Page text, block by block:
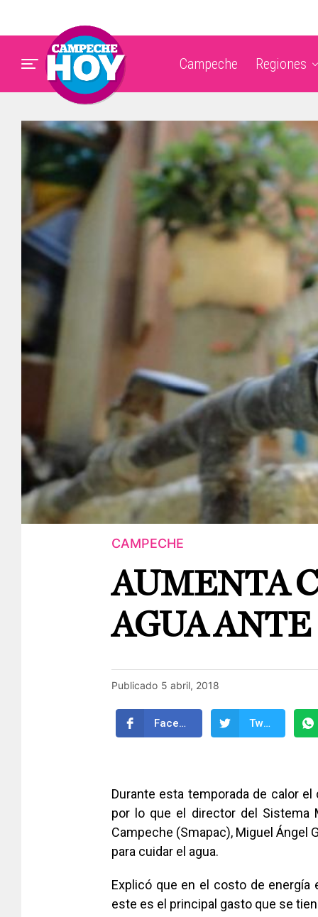
Campeche Regiones
CAMPECHE
AUMENTA
AGUA ANTE
Publicado 5 abril, 2018
Facebook Twitter
Durante esta temporada de calor
por lo que el director del Sistema
Campeche (Smapac), Miguel Ángel
para cuidar el agua.
Explicó que en el costo de
este es el principal gasto que se